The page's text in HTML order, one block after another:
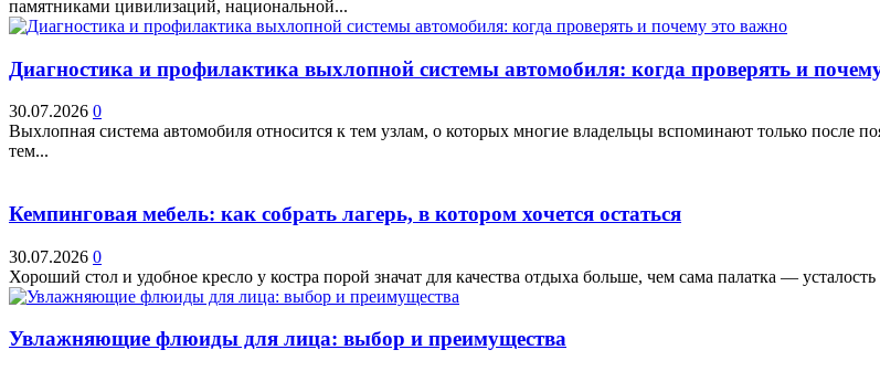
памятниками цивилизаций, национальной...
Диагностика и профилактика выхлопной системы автомобиля: когда проверять и
30.07.2026 0
Выхлопная система автомобиля относится к тем узлам, о которых многие владельцы вспоминают только после
тем...
Кемпинговая мебель: как собрать лагерь, в котором хочется остаться
30.07.2026 0
Хороший стол и удобное кресло у костра порой значат для качества отдыха больше, чем сама палатка —
Увлажняющие флюиды для лица: выбор и преимущества